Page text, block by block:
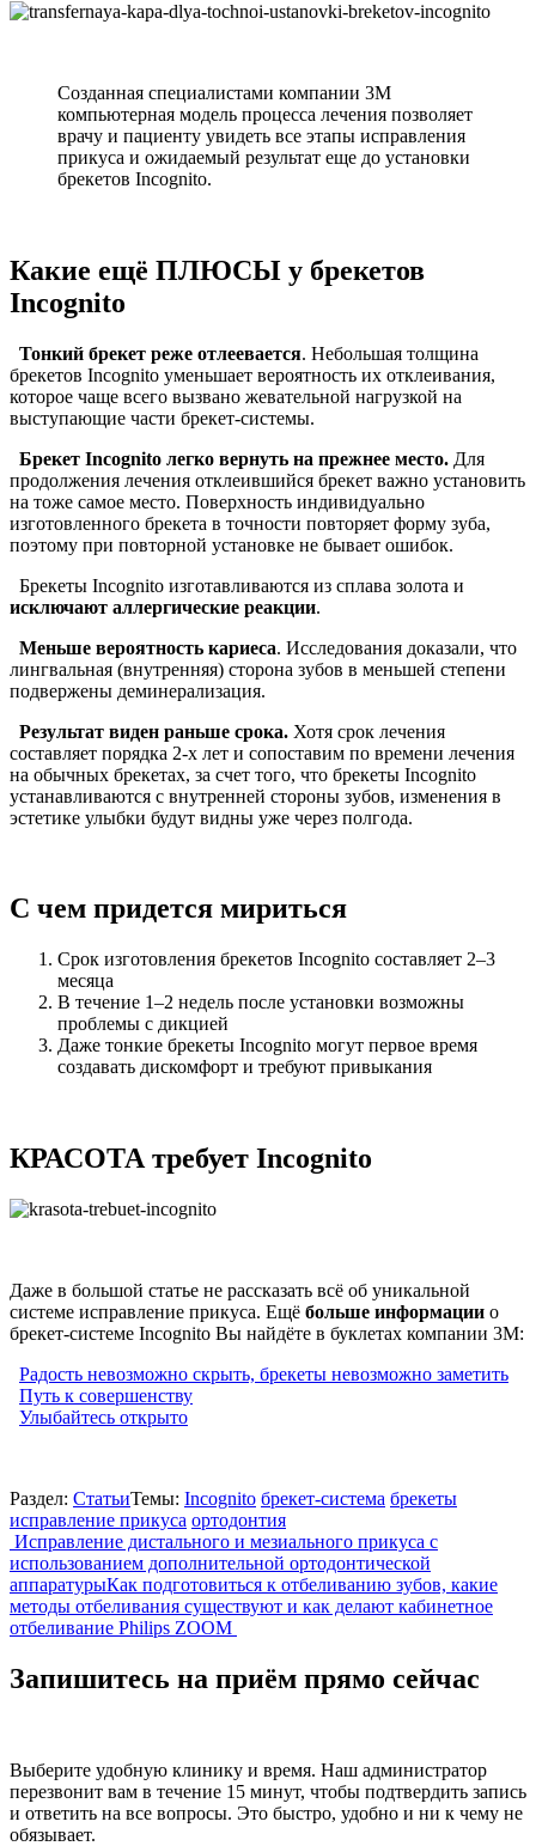
Созданная специалистами компании 3M
компьютерная модель процесса лечения позволяет
врачу и пациенту увидеть все этапы исправления
прикуса и ожидаемый результат еще до установки
брекетов Incognito.
Какие ещё ПЛЮСЫ у брекетов
Incognito
Тонкий брекет реже отлеевается. Небольшая толщина
брекетов Incognito уменьшает вероятность их отклеивания,
которое чаще всего вызвано жевательной нагрузкой на
выступающие части брекет-системы.
Брекет Incognito легко вернуть на прежнее место. Для
продолжения лечения отклеившийся брекет важно установить
на тоже самое место. Поверхность индивидуально
изготовленного брекета в точности повторяет форму зуба,
поэтому при повторной установке не бывает ошибок.
Брекеты Incognito изготавливаются из сплава золота и
исключают аллергические реакции.
Меньше вероятность кариеса. Исследования доказали, что
лингвальная (внутренняя) сторона зубов в меньшей степени
подвержены деминерализация.
Результат виден раньше срока. Хотя срок лечения
составляет порядка 2-х лет и сопоставим по времени лечения
на обычных брекетах, за счет того, что брекеты Incognito
устанавливаются с внутренней стороны зубов, изменения в
эстетике улыбки будут видны уже через полгода.
С чем придется мириться
Срок изготовления брекетов Incognito составляет 2–3
месяца
В течение 1–2 недель после установки возможны
проблемы с дикцией
Даже тонкие брекеты Incognito могут первое время
создавать дискомфорт и требуют привыкания
КРАСОТА требует Incognito
Даже в большой статье не рассказать всё об уникальной
системе исправление прикуса. Ещё больше информации о
брекет-системе Incognito Вы найдёте в буклетах компании 3M:
Радость невозможно скрыть, брекеты невозможно заметить
Путь к совершенству
Улыбайтесь открыто
Раздел: СтатьиТемы: Incognito брекет-система брекеты
исправление прикуса ортодонтия
Навигация
по
записям
Исправление дистального и мезиального прикуса с
использованием дополнительной ортодонтической
аппаратурыКак подготовиться к отбеливанию зубов, какие
методы отбеливания существуют и как делают кабинетное
отбеливание Philips ZOOM
Запишитесь на приём прямо сейчас
Выберите удобную клинику и время. Наш администратор
перезвонит вам в течение 15 минут, чтобы подтвердить запись
и ответить на все вопросы. Это быстро, удобно и ни к чему не
обязывает.